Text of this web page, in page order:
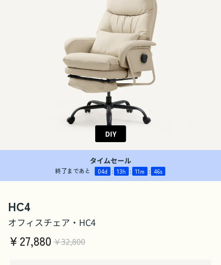
DIY
タイムセール
終了まであと 04d : 13h : 11m : 45s
HC4
オフィスチェア・HC4
￥ 27,880 ￥32,800